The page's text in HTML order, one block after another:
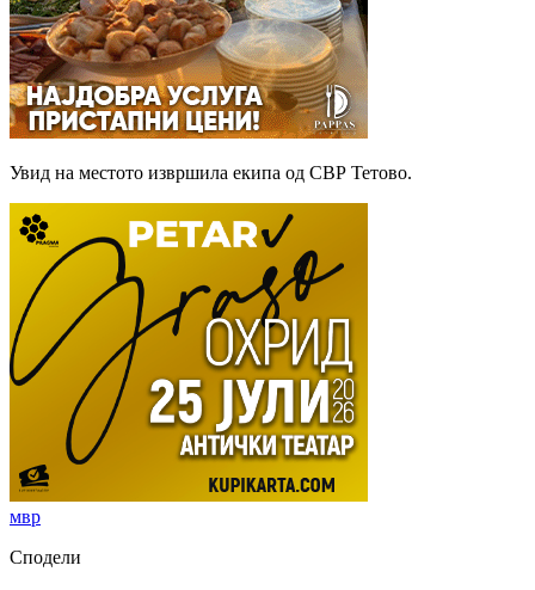
Увид на местото извршила екипа од СВР Тетово.
мвр
Сподели